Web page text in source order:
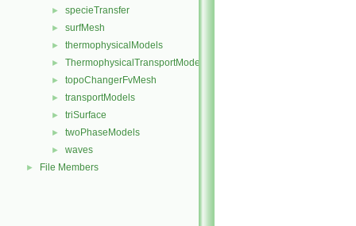
► specieTransfer
► surfMesh
► thermophysicalModels
► ThermophysicalTransportModels
► topoChangerFvMesh
► transportModels
► triSurface
► twoPhaseModels
► waves
► File Members